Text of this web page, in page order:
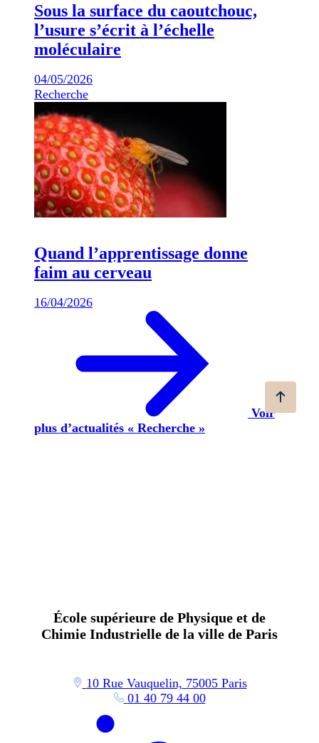
Sous la surface du caoutchouc,
l’usure s’écrit à l’échelle
moléculaire
04/05/2026
Recherche
Quand l’apprentissage donne
faim au cerveau
16/04/2026
Voir
plus d’actualités « Recherche »
École supérieure de Physique et de
Chimie Industrielle de la ville de Paris
10 Rue Vauquelin, 75005 Paris
01 40 79 44 00